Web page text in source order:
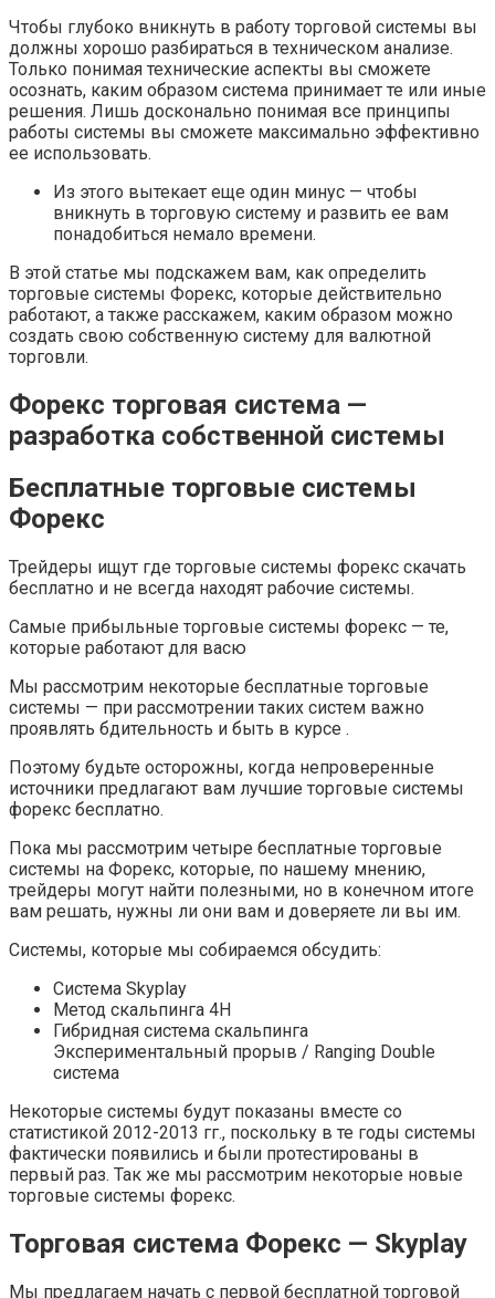
Чтобы глубоко вникнуть в работу торговой системы вы
должны хорошо разбираться в техническом анализе.
Только понимая технические аспекты вы сможете
осознать, каким образом система принимает те или иные
решения. Лишь досконально понимая все принципы
работы системы вы сможете максимально эффективно
ее использовать.
Из этого вытекает еще один минус — чтобы
вникнуть в торговую систему и развить ее вам
понадобиться немало времени.
В этой статье мы подскажем вам, как определить
торговые системы Форекс, которые действительно
работают, а также расскажем, каким образом можно
создать свою собственную систему для валютной
торговли.
Форекс торговая система —
разработка собственной системы
Бесплатные торговые системы
Форекс
Трейдеры ищут где торговые системы форекс скачать
бесплатно и не всегда находят рабочие системы.
Cамые прибыльные торговые системы форекс — те,
которые работают для васю
Мы рассмотрим некоторые бесплатные торговые
системы — при рассмотрении таких систем важно
проявлять бдительность и быть в курсе .
Поэтому будьте осторожны, когда непроверенные
источники предлагают вам лучшие торговые системы
форекс бесплатно.
Пока мы рассмотрим четыре бесплатные торговые
системы на Форекс, которые, по нашему мнению,
трейдеры могут найти полезными, но в конечном итоге
вам решать, нужны ли они вам и доверяете ли вы им.
Системы, которые мы собираемся обсудить:
Система Skyplay
Метод скальпинга 4H
Гибридная система скальпинга
Экспериментальный прорыв / Ranging Double
система
Некоторые системы будут показаны вместе со
статистикой 2012-2013 гг., поскольку в те годы системы
фактически появились и были протестированы в
первый раз. Так же мы рассмотрим некоторые новые
торговые системы форекс.
Торговая система Форекс — Skyplay
Мы предлагаем начать с первой бесплатной торговой